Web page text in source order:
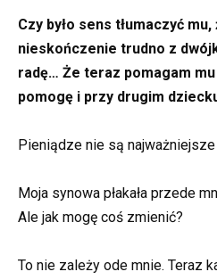
Czy było sens tłumaczyć mu,
nieskończenie trudno z
radę… Że teraz pomagam
pomogę i przy drugim
Pieniądze nie są
Moja synowa płakała przede
Ale jak mogę coś zmienić?
To nie zależy ode mnie. Teraz